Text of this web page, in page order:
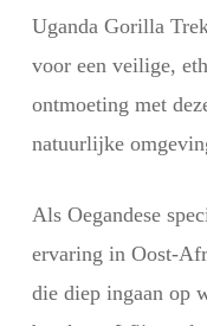
Uganda Gorilla
voor een veilige,
ontmoeting met
natuurlijke
Als Oegandese
ervaring in Oost-
die diep ingaan op